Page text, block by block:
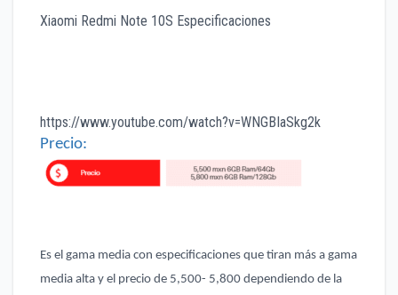
Xiaomi Redmi Note 10S Especificaciones
https://www.youtube.com/watch?v=WNGBIaSkg2k
Precio:
Es el gama media con especificaciones que tiran más a gama
media alta y el precio de 5,500- 5,800 dependiendo de la